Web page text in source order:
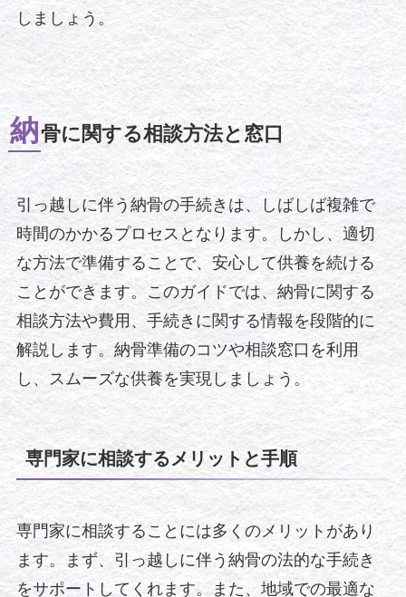
しましょう。
納骨に関する相談方法と窓口
引っ越しに伴う納骨の手続きは、しばしば複雑で
時間のかかるプロセスとなります。しかし、適切
な方法で準備することで、安心して供養を続ける
ことができます。このガイドでは、納骨に関する
相談方法や費用、手続きに関する情報を段階的に
解説します。納骨準備のコツや相談窓口を利用
し、スムーズな供養を実現しましょう。
専門家に相談するメリットと手順
専門家に相談することには多くのメリットがあり
ます。まず、引っ越しに伴う納骨の法的な手続き
をサポートしてくれます。また、地域での最適な